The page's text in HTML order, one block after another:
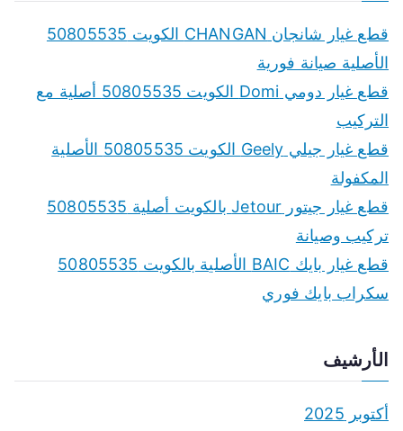
قطع غيار شانجان CHANGAN الكويت 50805535
الأصلية صيانة فورية
قطع غيار دومي Domi الكويت 50805535 أصلية مع
التركيب
قطع غيار جيلي Geely الكويت 50805535 الأصلية
المكفولة
قطع غيار جيتور Jetour بالكويت أصلية 50805535
تركيب وصيانة
قطع غيار بايك BAIC الأصلية بالكويت 50805535
سكراب بايك فوري
الأرشيف
أكتوبر 2025